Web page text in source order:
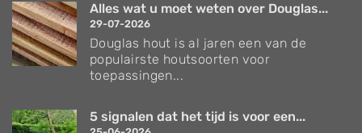
Alles wat u moet weten over Douglas...
29-07-2026
Douglas hout is al jaren een van de
populairste houtsoorten voor
toepassingen...
5 signalen dat het tijd is voor een...